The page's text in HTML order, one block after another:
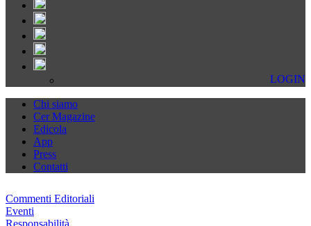
LOGIN
Chi siamo
Cer Magazine
Edicola
App
Press
Contatti
Commenti Editoriali
Eventi
Responsabilità